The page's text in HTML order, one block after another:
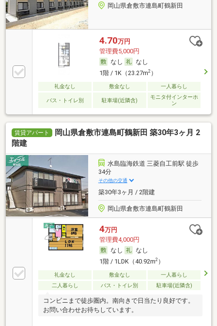
岡山県倉敷市連島町鶴新田
4.70万円
管理費5,000円
なし
なし
1階 / 1K（23.27m2）
礼金なし 敷金なし 一人暮らし
バス・トイレ別 駐車場(近隣含)
モニタ付インターホ
ン
賃貸アパート
岡山県倉敷市連島町鶴新田 築30年3ヶ月 2
階建
水島臨海鉄道 三菱自工前駅 徒歩
34分
その他の交通
築30年3ヶ月 / 2階建
岡山県倉敷市連島町鶴新田
4万円
管理費4,000円
なし
なし
1階 / 1LDK（40.92m2）
礼金なし 敷金なし
一人暮らし
二人暮らし
バス・トイレ別 駐車場(近隣含)
コンビニまで徒歩圏内。南向きで日当たり良好です。
お問い合わせお待ちしています。